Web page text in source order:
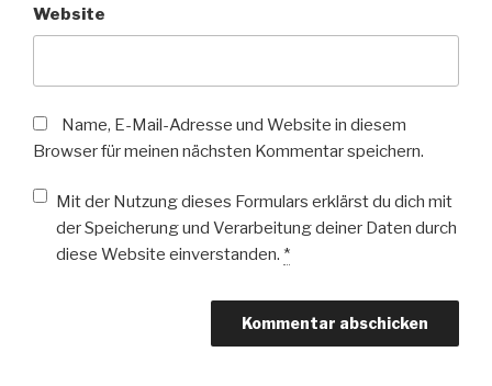
Website
Name, E-Mail-Adresse und Website in diesem
Browser für meinen nächsten Kommentar speichern.
Mit der Nutzung dieses Formulars erklärst du dich mit
der Speicherung und Verarbeitung deiner Daten durch
diese Website einverstanden. *